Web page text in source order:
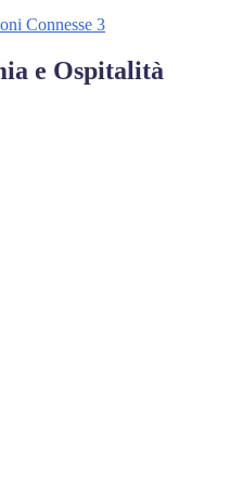
Connesse 3
e Ospitalità